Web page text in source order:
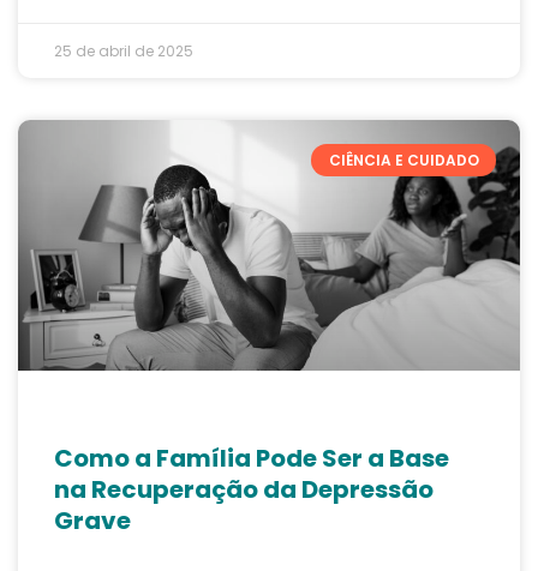
25 de abril de 2025
CIÊNCIA E CUIDADO
Como a Família Pode Ser a Base
na Recuperação da Depressão
Grave